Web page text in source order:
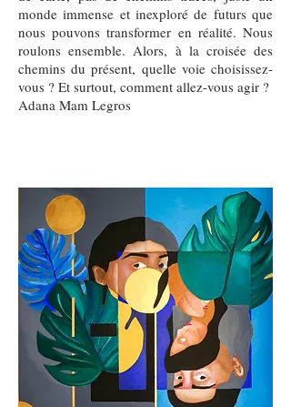
monde immense et inexploré de futurs que
nous pouvons transformer en réalité. Nous
roulons ensemble. Alors, à la croisée des
chemins du présent, quelle voie choisissez-
vous ? Et surtout, comment allez-vous agir ?
Adana Mam Legros